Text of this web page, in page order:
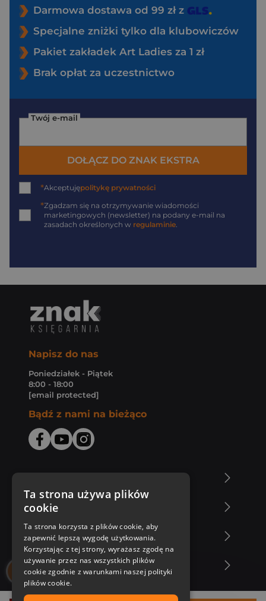
Darmowa dostawa od 99 zł z
Specjalne zniżki tylko dla klubowiczów
Pakiet zakładek Art Ladies za 1 zł
Brak opłat za uczestnictwo
Twój e-mail
DOŁĄCZ DO ZNAK EKSTRA
*Akceptujępolitykę prywatności
*Zgadzam się na otrzymywanie wiadomości
marketingowych (newsletter) na podany e-mail na
zasadach określonych w regulaminie.
Napisz do nas
Poniedziałek - Piątek
8:00 - 18:00
[email protected]
Bądź z nami na bieżąco
Zakupy u nas
Nasza oferta
Nasi autorzy
Ta strona używa plików
cookie
Ta strona korzysta z plików cookie, aby
zapewnić lepszą wygodę użytkowania.
Korzystając z tej strony, wyrażasz zgodę na
używanie przez nas wszystkich plików
cookie zgodnie z warunkami naszej polityki
plików cookie.